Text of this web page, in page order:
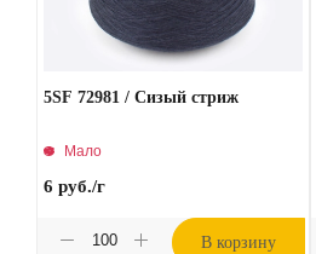
5SF 72981 / Сизый стриж
Мало
6 руб./г
В корзину